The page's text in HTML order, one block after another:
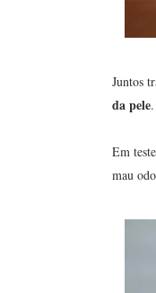
Juntos
da pele.
Em
mau